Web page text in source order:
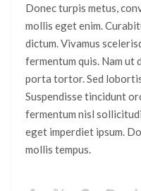
Donec turpis metus,
mollis eget enim.
dictum. Vivamus
fermentum quis. Nam
porta tortor. Sed
Suspendisse tincidunt
fermentum nisl
eget imperdiet ipsum.
mollis tempus.